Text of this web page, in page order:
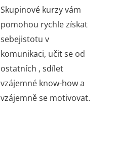
Skupinové kurzy vám
pomohou rychle získat
sebejistotu v
komunikaci, učit se od
ostatních , sdílet
vzájemné know-how a
vzájemně se motivovat.